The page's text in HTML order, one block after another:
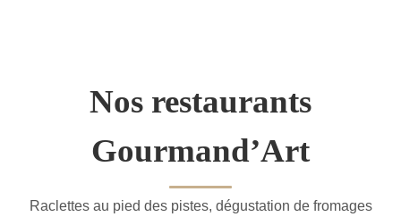
Nos restaurants
Gourmand’Art
Raclettes au pied des pistes, dégustation de fromages